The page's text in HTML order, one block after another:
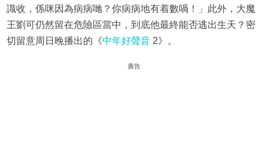
識收，係咪因為病病哋？你病病地有着數喎！」此外，大魔
王劉可仍然留在危險區當中，到底他最終能否逃出生天？密
切留意周日晚播出的《中年好聲音2》。
廣告